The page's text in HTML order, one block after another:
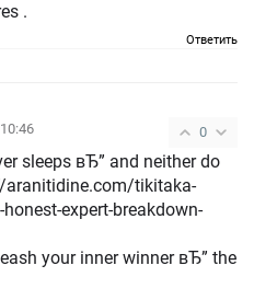
.
Ответить
0
sleeps вЂ” and neither do
expert-breakdown-
your inner winner вЂ” the